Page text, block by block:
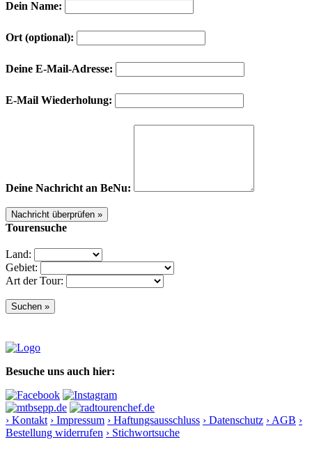
Dein Name:
Ort (optional):
Deine E-Mail-Adresse:
E-Mail Wiederholung:
Deine Nachricht an BeNu:
Tourensuche
Land:
Gebiet:
Art der Tour:
Besuche uns auch hier:
› Kontakt › Impressum › Haftungsausschluss › Datenschutz › AGB ›
Bestellung widerrufen › Stichwortsuche